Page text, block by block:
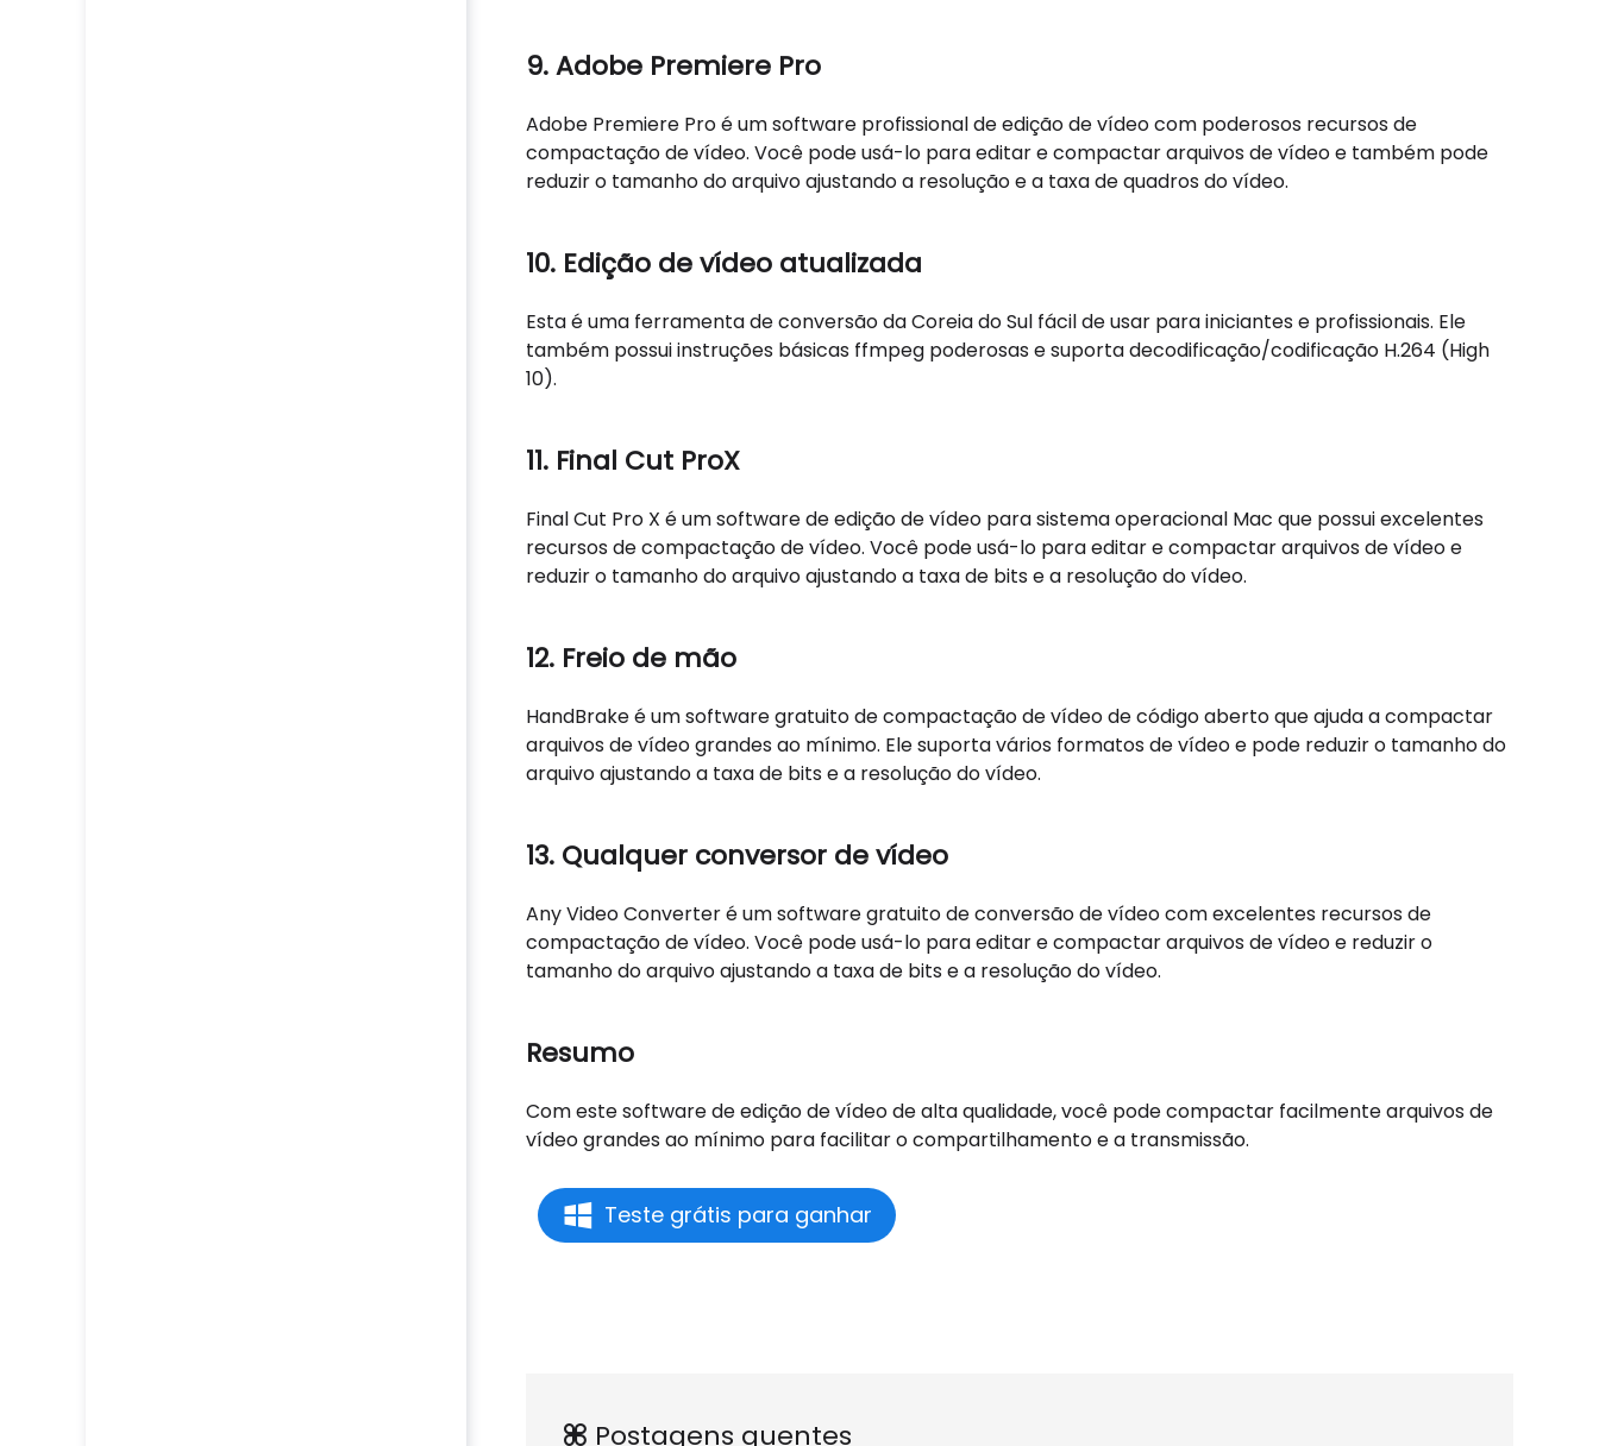
9. Adobe Premiere Pro
Adobe Premiere Pro é um software profissional de edição de vídeo com poderosos recursos de
compactação de vídeo. Você pode usá-lo para editar e compactar arquivos de vídeo e também pode
reduzir o tamanho do arquivo ajustando a resolução e a taxa de quadros do vídeo.
10. Edição de vídeo atualizada
Esta é uma ferramenta de conversão da Coreia do Sul fácil de usar para iniciantes e profissionais. Ele
também possui instruções básicas ffmpeg poderosas e suporta decodificação/codificação H.264 (High
10).
11. Final Cut ProX
Final Cut Pro X é um software de edição de vídeo para sistema operacional Mac que possui excelentes
recursos de compactação de vídeo. Você pode usá-lo para editar e compactar arquivos de vídeo e
reduzir o tamanho do arquivo ajustando a taxa de bits e a resolução do vídeo.
12. Freio de mão
HandBrake é um software gratuito de compactação de vídeo de código aberto que ajuda a compactar
arquivos de vídeo grandes ao mínimo. Ele suporta vários formatos de vídeo e pode reduzir o tamanho do
arquivo ajustando a taxa de bits e a resolução do vídeo.
13. Qualquer conversor de vídeo
Any Video Converter é um software gratuito de conversão de vídeo com excelentes recursos de
compactação de vídeo. Você pode usá-lo para editar e compactar arquivos de vídeo e reduzir o
tamanho do arquivo ajustando a taxa de bits e a resolução do vídeo.
Resumo
Com este software de edição de vídeo de alta qualidade, você pode compactar facilmente arquivos de
vídeo grandes ao mínimo para facilitar o compartilhamento e a transmissão.
Teste grátis para ganhar
Postagens quentes